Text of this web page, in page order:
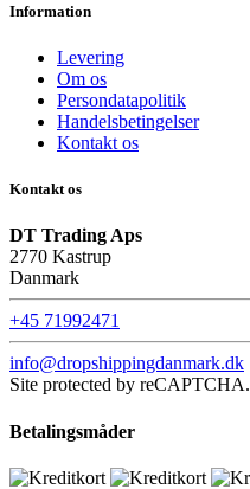
Information
Levering
Om os
Persondatapolitik
Handelsbetingelser
Kontakt os
Kontakt os
DT Trading Aps
2770 Kastrup
Danmark
+45 71992471
info@dropshippingdanmark.dk
Site protected by reCAPTCHA.
Betalingsmåder